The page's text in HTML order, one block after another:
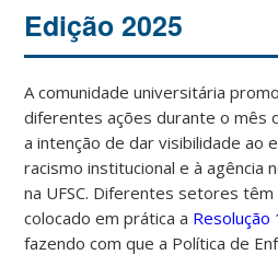
Edição 2025
A comunidade universitária
diferentes ações durante o mês
a intenção de dar visibilidade ao
racismo institucional e à agência
na UFSC. Diferentes setores
colocado em prática a
fazendo com que a Política de